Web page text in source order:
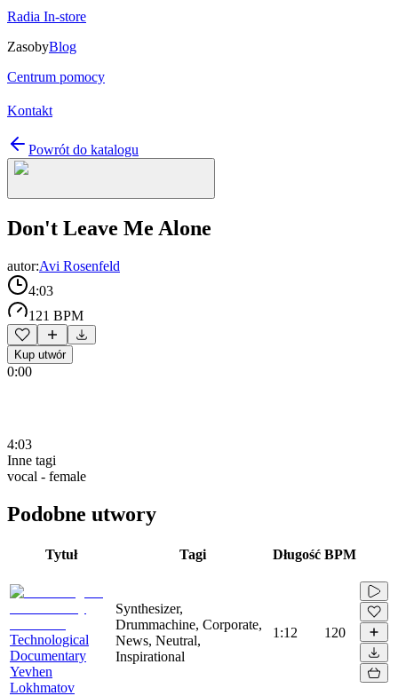
Radia In-store
ZasobyBlog
Centrum pomocy
Kontakt
Powrót do katalogu
Don't Leave Me Alone
autor:Avi Rosenfeld
4:03
121 BPM
Kup utwór
0:00
4:03
Inne tagi
vocal - female
Podobne utwory
Tytuł Tagi Długość BPM
Technological
Documentary
Yevhen
Lokhmatov
Synthesizer,
Drummachine, Corporate,
News, Neutral,
Inspirational
1:12 120